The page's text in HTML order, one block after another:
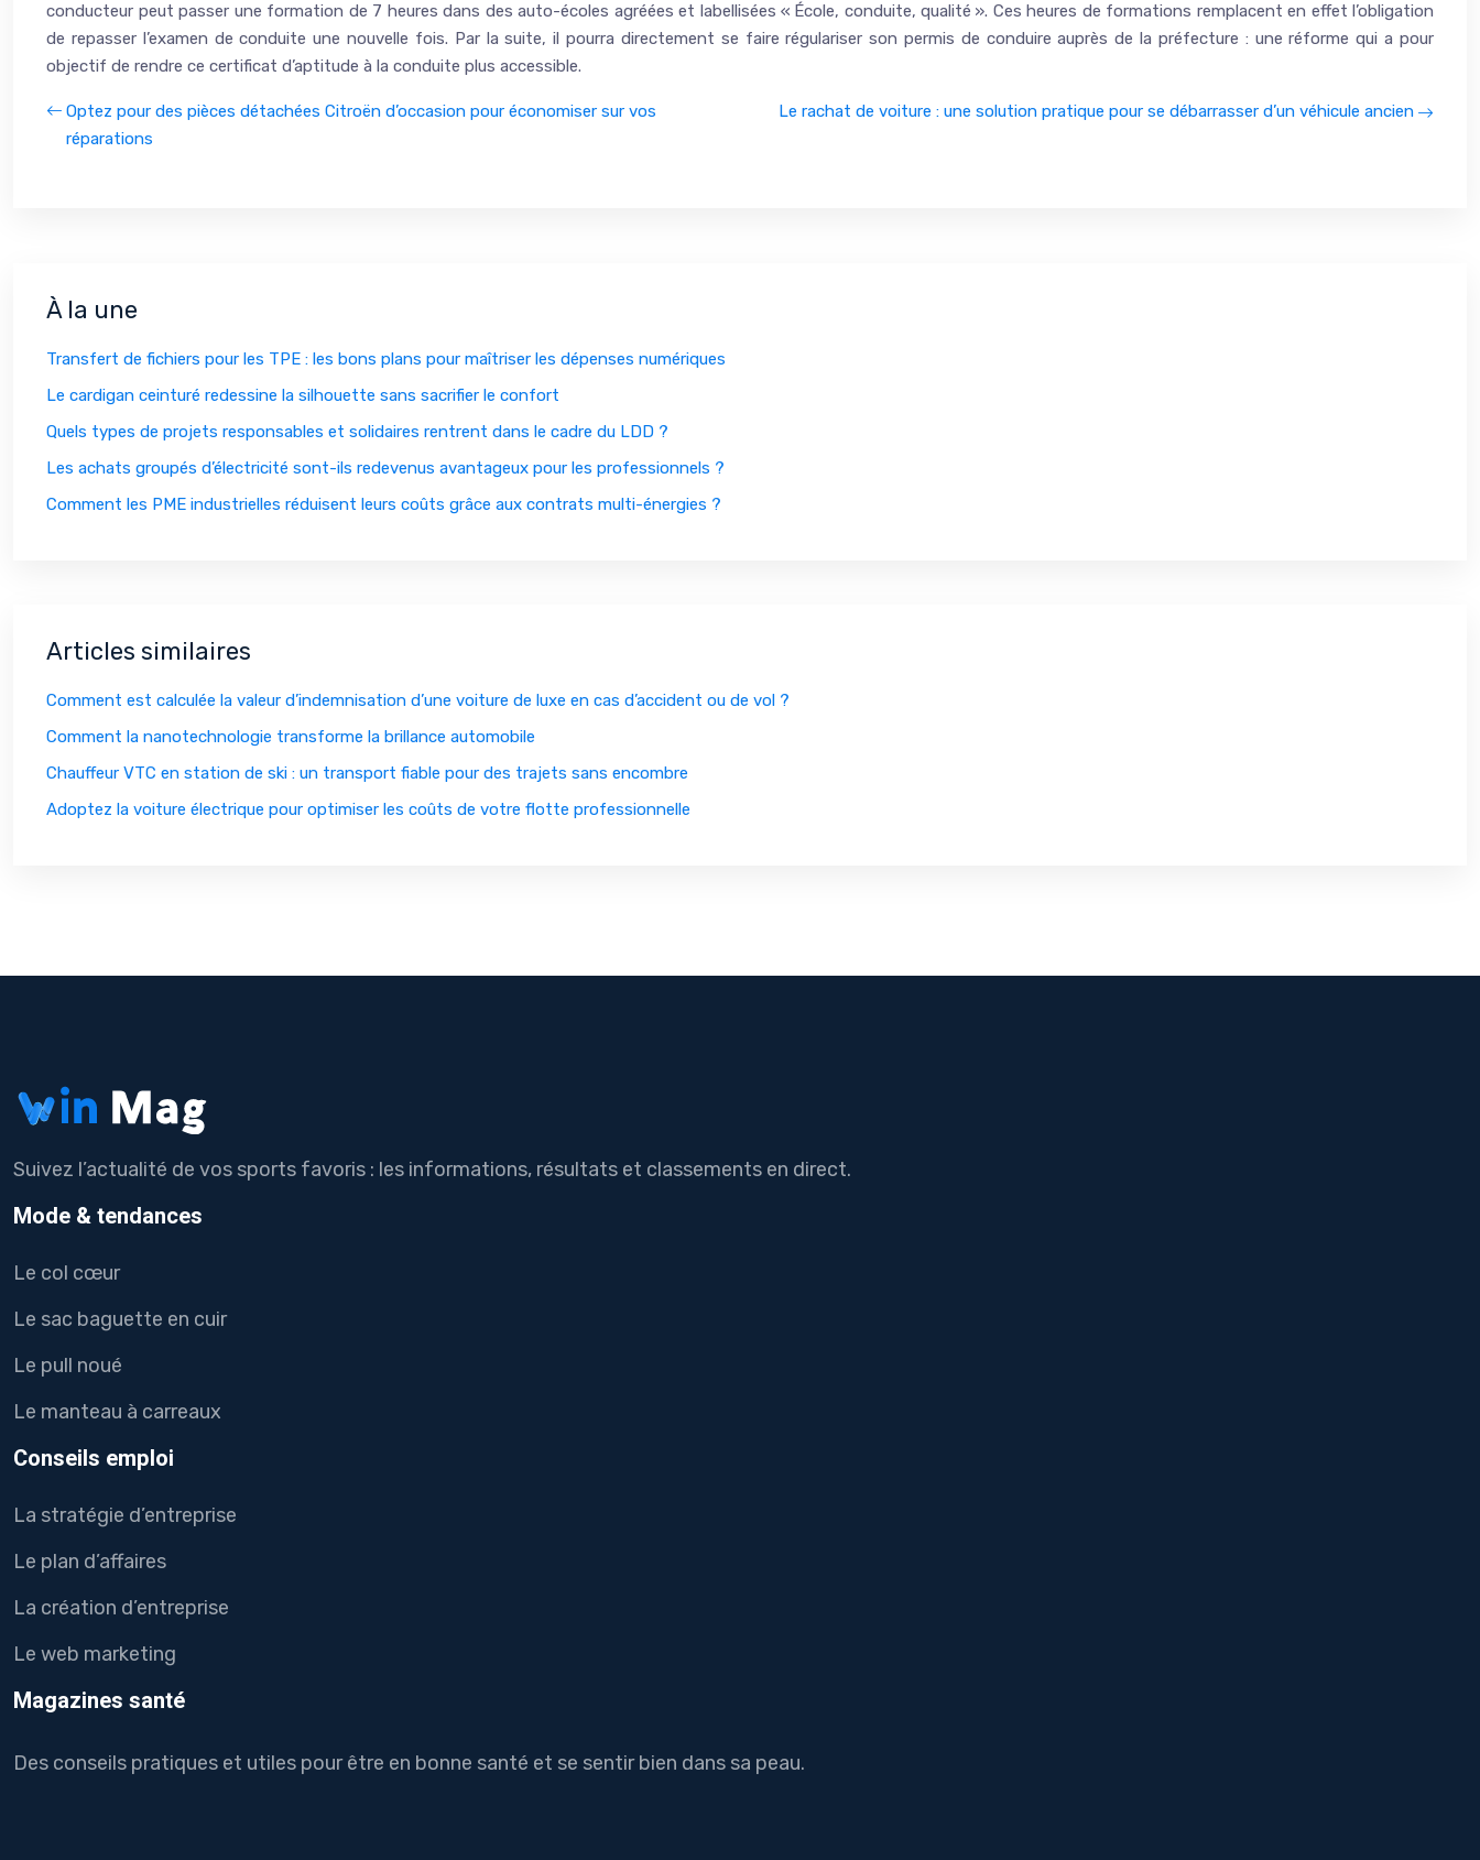
conducteur peut passer une formation de 7 heures dans des auto-écoles agréées et labellisées « École, conduite, qualité ». Ces heures de formations remplacent en effet l’obligation
de repasser l’examen de conduite une nouvelle fois. Par la suite, il pourra directement se faire régulariser son permis de conduire auprès de la préfecture : une réforme qui a pour
objectif de rendre ce certificat d’aptitude à la conduite plus accessible.
Optez pour des pièces détachées Citroën d’occasion pour économiser sur vos
réparations
Le rachat de voiture : une solution pratique pour se débarrasser d’un véhicule ancien
À la une
Transfert de fichiers pour les TPE : les bons plans pour maîtriser les dépenses numériques
Le cardigan ceinturé redessine la silhouette sans sacrifier le confort
Quels types de projets responsables et solidaires rentrent dans le cadre du LDD ?
Les achats groupés d’électricité sont-ils redevenus avantageux pour les professionnels ?
Comment les PME industrielles réduisent leurs coûts grâce aux contrats multi-énergies ?
Articles similaires
Comment est calculée la valeur d’indemnisation d’une voiture de luxe en cas d’accident ou de vol ?
Comment la nanotechnologie transforme la brillance automobile
Chauffeur VTC en station de ski : un transport fiable pour des trajets sans encombre
Adoptez la voiture électrique pour optimiser les coûts de votre flotte professionnelle
Suivez l’actualité de vos sports favoris : les informations, résultats et classements en direct.
Mode & tendances
Le col cœur
Le sac baguette en cuir
Le pull noué
Le manteau à carreaux
Conseils emploi
La stratégie d’entreprise
Le plan d’affaires
La création d’entreprise
Le web marketing
Magazines santé
Des conseils pratiques et utiles pour être en bonne santé et se sentir bien dans sa peau.